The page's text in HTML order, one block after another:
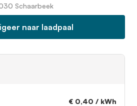
Schaarbeek
naar laadpaal
€ 0,40 / kWh